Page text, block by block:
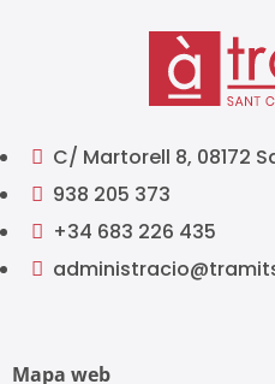
 C/ Martorell 8, 08172
 938 205 373
 +34 683 226 435

Mapa web